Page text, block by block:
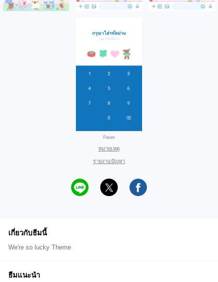
Paran
หมายเหตุ
รายงานปัญหา
เกี่ยวกับธีมนี้
We're so lucky Theme
ธีมแนะนำ